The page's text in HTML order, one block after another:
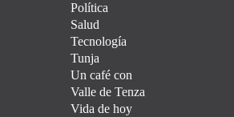
Política
Salud
Tecnología
Tunja
Un café con
Valle de Tenza
Vida de hoy